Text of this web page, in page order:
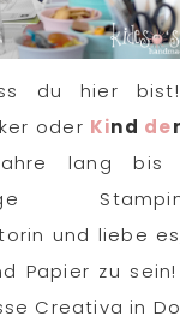
du hier
oder Kind der
lang bis
und liebe
Papier zu
Creativa in